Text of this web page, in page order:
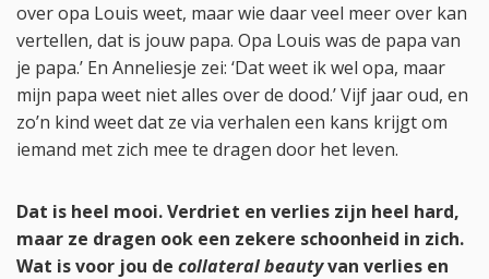
over opa Louis weet, maar wie daar veel meer over kan
vertellen, dat is jouw papa. Opa Louis was de papa van
je papa.’ En Anneliesje zei: ‘Dat weet ik wel opa, maar
mijn papa weet niet alles over de dood.’ Vijf jaar oud, en
zo’n kind weet dat ze via verhalen een kans krijgt om
iemand met zich mee te dragen door het leven.
Dat is heel mooi. Verdriet en verlies zijn heel hard,
maar ze dragen ook een zekere schoonheid in zich.
Wat is voor jou de collateral beautyvan verlies en